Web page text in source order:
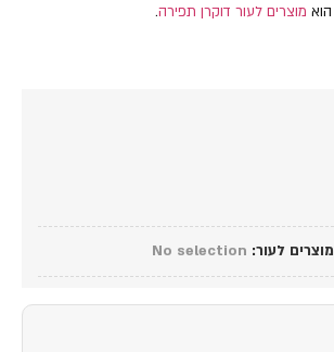
הוא מוצרים לעור דוקרן תפירה.
מוצרים לעור:
No selection